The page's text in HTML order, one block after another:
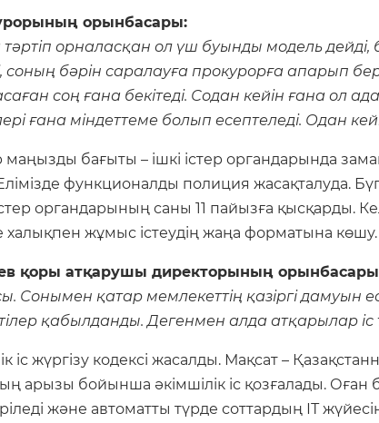
орынбасары:
орналасқан ол үш буынды модель дейді,
бәрін саралауға прокурорға апарып
соң ғана бекітеді. Содан кейін ғана ол
ғана міндеттеме болып есептеледі. Одан
бағыты – ішкі істер органдарында
функционалды полиция жасақталуда.
органдарының саны 11 пайызға қысқарды.
жұмыс істеудің жаңа форматына көшу.
қоры атқарушы директорының
Сонымен қатар мемлекеттің қазіргі дамуын
қабылданды. Дегенмен алда атқарылар іс
іс жүргізу кодексі жасалды. Мақсат –
арызы бойынша әкімшілік іс қозғалады. Оған
және автоматты түрде соттардың ІТ